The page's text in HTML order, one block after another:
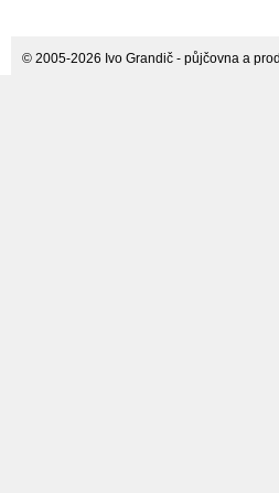
© 2005-2026 Ivo Grandič - půjčovna a